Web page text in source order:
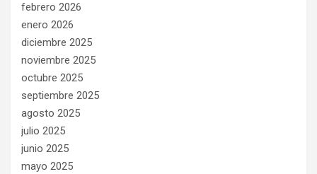
febrero 2026
enero 2026
diciembre 2025
noviembre 2025
octubre 2025
septiembre 2025
agosto 2025
julio 2025
junio 2025
mayo 2025